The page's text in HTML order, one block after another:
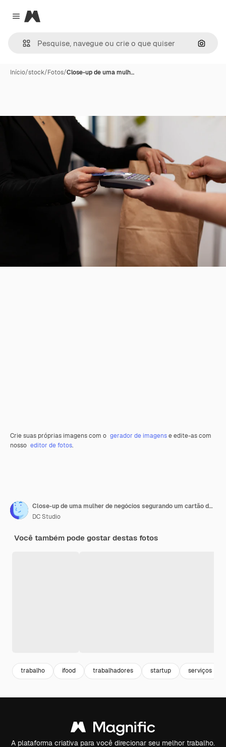
Close menu
Magnific
Início/stock/Fotos/Close-up de uma mulh…
Crie suas próprias imagens com o gerador de imagense edite-as com
nosso editor de fotos.
Close-up de uma mulher de negócios segurando um cartão de crédito de pos, usando tecnologia sem contato, pagando por comida para viagem no correio
DC Studio
Você também pode gostar destas fotos
trabalho ifood trabalhadores startup serviços
A plataforma criativa para você direcionar seu melhor trabalho.